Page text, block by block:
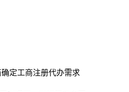
定工商注册代办需求